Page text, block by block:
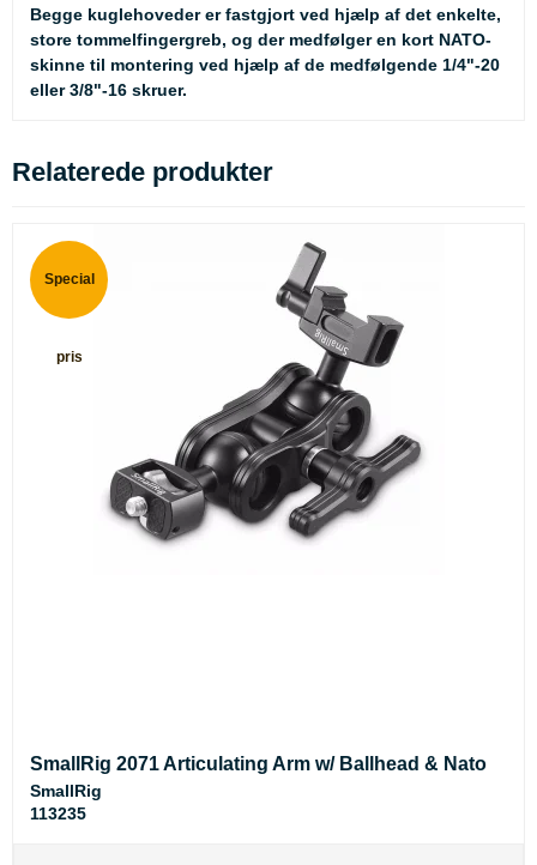
Begge kuglehoveder er fastgjort ved hjælp af det enkelte,
store tommelfingergreb, og der medfølger en kort NATO-
skinne til montering ved hjælp af de medfølgende 1/4"-20
eller 3/8"-16 skruer.
Relaterede produkter
Special
pris
SmallRig 2071 Articulating Arm w/ Ballhead & Nato
SmallRig
113235